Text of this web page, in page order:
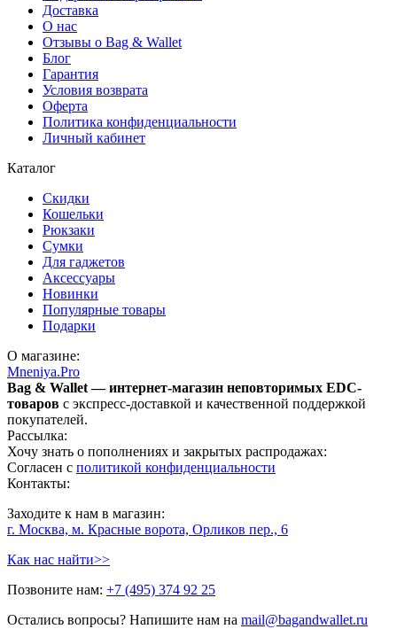
Доставка
О нас
Отзывы о Bag & Wallet
Блог
Гарантия
Условия возврата
Оферта
Политика конфиденциальности
Личный кабинет
Каталог
Скидки
Кошельки
Рюкзаки
Сумки
Для гаджетов
Аксессуары
Новинки
Популярные товары
Подарки
О магазине:
Mneniya.Pro
Bag & Wallet — интернет-магазин неповторимых EDC-
товаров с экспресс-доставкой и качественной поддержкой
покупателей.
Рассылка:
Хочу знать о пополнениях и закрытых распродажах:
Согласен с политикой конфиденциальности
Контакты:
Заходите к нам в магазин:
г. Москва, м. Красные ворота, Орликов пер., 6
Как нас найти>>
Позвоните нам: +7 (495) 374 92 25
Остались вопросы? Напишите нам на mail@bagandwallet.ru